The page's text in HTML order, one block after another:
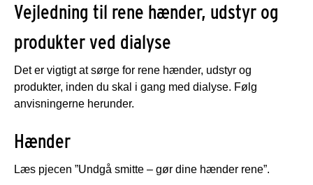
Vejledning til rene hænder, udstyr og
produkter ved dialyse
Det er vigtigt at sørge for rene hænder, udstyr og
produkter, inden du skal i gang med dialyse. Følg
anvisningerne herunder.
Hænder
Læs pjecen ”Undgå smitte – gør dine hænder rene”.